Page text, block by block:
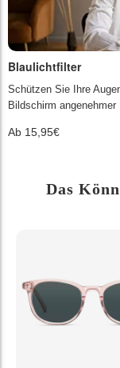
Blaulichtfilter
Schützen Sie Ihre
Bildschirm angenehmer
Ab 15,95€
Das